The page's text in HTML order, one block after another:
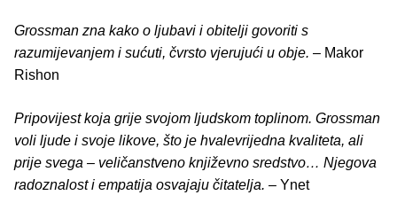
Grossman zna kako o ljubavi i obitelji govoriti s
razumijevanjem i sućuti, čvrsto vjerujući u obje. – Makor
Rishon
Pripovijest koja grije svojom ljudskom toplinom. Grossman
voli ljude i svoje likove, što je hvalevrijedna kvaliteta, ali
prije svega – veličanstveno književno sredstvo… Njegova
radoznalost i empatija osvajaju čitatelja. – Ynet